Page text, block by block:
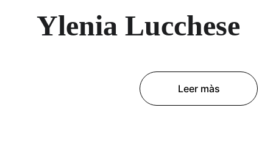
Ylenia Lucchese
Leer màs